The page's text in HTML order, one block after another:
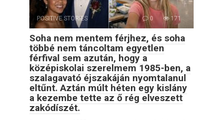
POSITIVE STORIES 0 171
Soha nem mentem férjhez, és soha
többé nem táncoltam egyetlen
férfival sem azután, hogy a
középiskolai szerelmem 1985-ben, a
szalagavató éjszakáján nyomtalanul
eltűnt. Aztán múlt héten egy kislány
a kezembe tette az ő rég elveszett
zakódíszét.